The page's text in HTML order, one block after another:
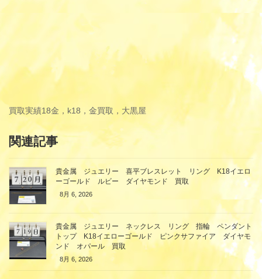
買取実績18金，k18，金買取，大黒屋
関連記事
貴金属 ジュエリー 喜平ブレスレット リング K18イエロ
ーゴールド ルビー ダイヤモンド 買取
8月 6, 2026
貴金属 ジュエリー ネックレス リング 指輪 ペンダント
トップ K18イエローゴールド ピンクサファイア ダイヤモ
ンド オパール 買取
8月 6, 2026